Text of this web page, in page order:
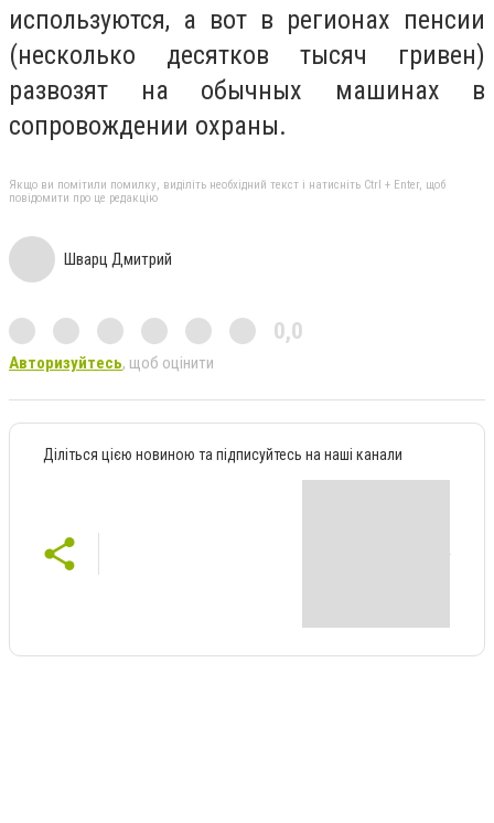
используются, а вот в регионах пенсии
(несколько десятков тысяч гривен)
развозят на обычных машинах в
сопровождении охраны.
Якщо ви помітили помилку, виділіть необхідний текст і натисніть Ctrl + Enter, щоб
повідомити про це редакцію
Шварц Дмитрий
0,0
Авторизуйтесь, щоб оцінити
Діліться цією новиною та підписуйтесь на наші канали